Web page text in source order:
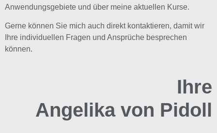
Anwendungsgebiete und über meine aktuellen Kurse.
Gerne können Sie mich auch direkt kontaktieren, damit wir
Ihre individuellen Fragen und Ansprüche besprechen
können.
Ihre
Angelika von Pidoll